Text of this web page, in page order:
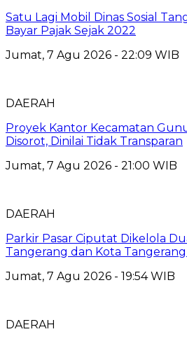
Satu Lagi Mobil Dinas Sosial
Bayar Pajak Sejak 2022
Jumat, 7 Agu 2026 - 22:09 WIB
DAERAH
Proyek Kantor Kecamatan
Disorot, Dinilai Tidak Transparan
Jumat, 7 Agu 2026 - 21:00 WIB
DAERAH
Parkir Pasar Ciputat Dikelola
Tangerang dan Kota
Jumat, 7 Agu 2026 - 19:54 WIB
DAERAH